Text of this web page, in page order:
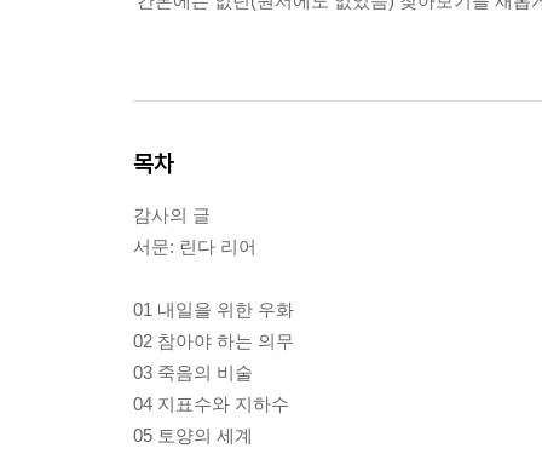
목차
감사의 글
서문: 린다 리어
01 내일을 위한 우화
02 참아야 하는 의무
03 죽음의 비술
04 지표수와 지하수
05 토양의 세계